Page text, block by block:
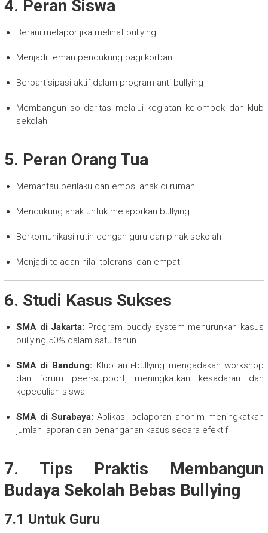
4. Peran Siswa
Berani melapor jika melihat bullying
Menjadi teman pendukung bagi korban
Berpartisipasi aktif dalam program anti-bullying
Membangun solidaritas melalui kegiatan kelompok dan klub
sekolah
5. Peran Orang Tua
Memantau perilaku dan emosi anak di rumah
Mendukung anak untuk melaporkan bullying
Berkomunikasi rutin dengan guru dan pihak sekolah
Menjadi teladan nilai toleransi dan empati
6. Studi Kasus Sukses
SMA di Jakarta: Program buddy system menurunkan kasus
bullying 50% dalam satu tahun
SMA di Bandung: Klub anti-bullying mengadakan workshop
dan forum peer-support, meningkatkan kesadaran dan
kepedulian siswa
SMA di Surabaya: Aplikasi pelaporan anonim meningkatkan
jumlah laporan dan penanganan kasus secara efektif
7. Tips Praktis Membangun
Budaya Sekolah Bebas Bullying
7.1 Untuk Guru